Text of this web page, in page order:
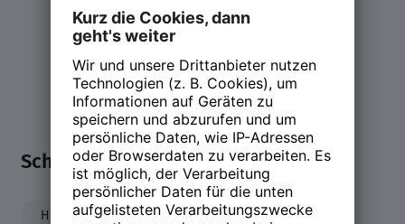
Schwerpunkte
Homeoffice Remote Work